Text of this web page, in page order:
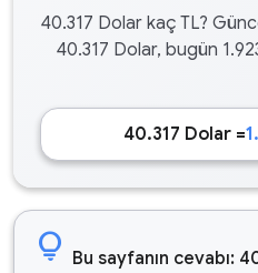
40.317 Dolar kaç TL?
40.317 Dolar, bugün
40.317 Dolar =
lightbulb Bu sayfanın cevabı: